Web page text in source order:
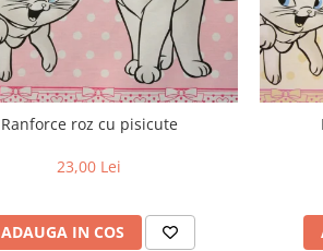
Ranforce roz cu pisicute
23,00 Lei
ADAUGA IN COS